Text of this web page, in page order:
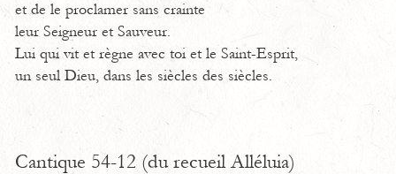
et de le proclamer sans crainte
leur Seigneur et Sauveur.
Lui qui vit et règne avec toi et le Saint-Esprit,
un seul Dieu, dans les siècles des siècles.
Cantique 54-12 (du recueil Alléluia)